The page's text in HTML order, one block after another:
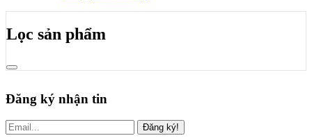
Lọc sản phẩm
Đăng ký nhận tin
Đăng ký!